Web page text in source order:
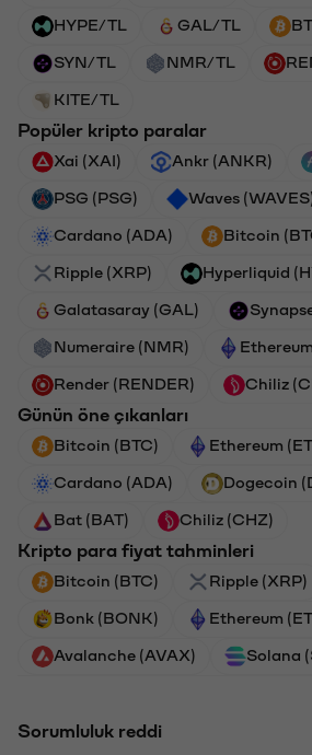
HYPE/TL GAL/TL
SYN/TL NMR/TL
KITE/TL
Popüler kripto paralar
Xai (XAI) Ankr (ANKR)
PSG (PSG) Waves
Cardano (ADA) Bitcoin
Ripple (XRP) Hyperliquid
Galatasaray (GAL)
Numeraire (NMR)
Render (RENDER) Chiliz
Günün öne çıkanları
Bitcoin (BTC) Ethereum
Cardano (ADA) Dogecoin
Bat (BAT) Chiliz (CHZ)
Kripto para fiyat tahminleri
Bitcoin (BTC) Ripple (XRP)
Bonk (BONK) Ethereum
Avalanche (AVAX) Solana
Sorumluluk reddi